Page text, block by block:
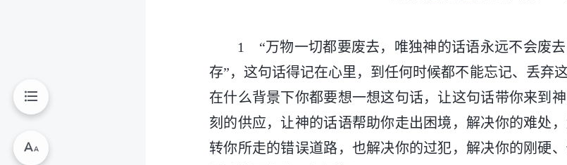
1 “万物一切都要废去，唯独神的话语永远不会废
存”，这句话得记在心里，到任何时候都不能忘记、丢弃
在什么背景下你都要想一想这句话，让这句话带你来到
刻的供应，让神的话语帮助你走出困境，解决你的难处
转你所走的错误道路，也解决你的过犯，解决你的刚硬